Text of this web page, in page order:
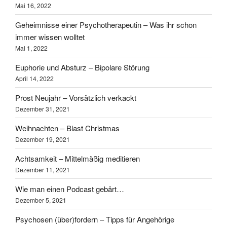
Mai 16, 2022
Geheimnisse einer Psychotherapeutin – Was ihr schon
immer wissen wolltet
Mai 1, 2022
Euphorie und Absturz – Bipolare Störung
April 14, 2022
Prost Neujahr – Vorsätzlich verkackt
Dezember 31, 2021
Weihnachten – Blast Christmas
Dezember 19, 2021
Achtsamkeit – Mittelmäßig meditieren
Dezember 11, 2021
Wie man einen Podcast gebärt…
Dezember 5, 2021
Psychosen (über)fordern – Tipps für Angehörige